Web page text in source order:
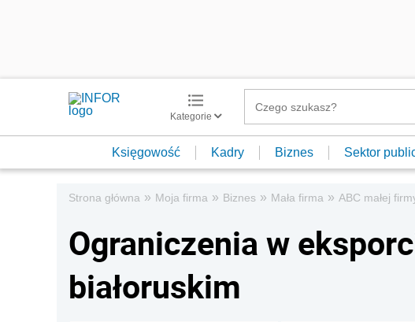
Kategorie
Księgowość Kadry Biznes Sektor
Strona główna » Moja firma » Biznes » Mała firma » ABC małej
Ograniczenia w
białoruskim